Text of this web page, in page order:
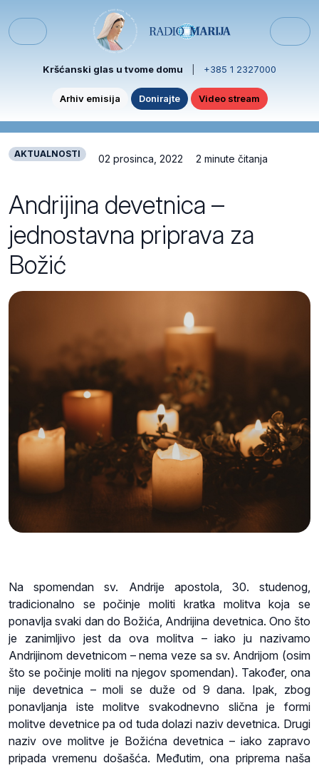
Menu
Kršćanski glas u tvome domu +385 1 2327000
Arhiv emisija Donirajte Video stream
AKTUALNOSTI 02 prosinca, 2022 2 minute čitanja
Andrijina devetnica –
jednostavna priprava za
Božić
Na spomendan sv. Andrije apostola, 30. studenog,
tradicionalno se počinje moliti kratka molitva koja se
ponavlja svaki dan do Božića, Andrijina devetnica. Ono što
je zanimljivo jest da ova molitva – iako ju nazivamo
Andrijinom devetnicom – nema veze sa sv. Andrijom (osim
što se počinje moliti na njegov spomendan). Također, ona
nije devetnica – moli se duže od 9 dana. Ipak, zbog
ponavljanja iste molitve svakodnevno slična je formi
molitve devetnice pa od tuda dolazi naziv devetnica. Drugi
naziv ove molitve je Božićna devetnica – iako zapravo
pripada vremenu došašća. Međutim, ona priprema naša